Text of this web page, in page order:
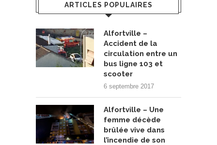
ARTICLES POPULAIRES
Alfortville –
Accident de la
circulation entre un
bus ligne 103 et
scooter
6 septembre 2017
Alfortville – Une
femme décède
brûlée vive dans
l’incendie de son